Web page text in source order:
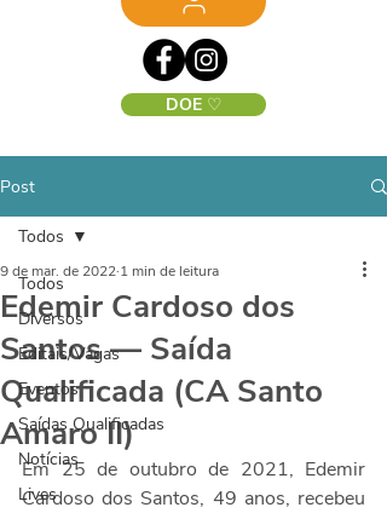
DOE ♡
Post
Todos
Diversos
Editais/Vagas
Eventos
Saídas Qualificadas
Notícias
Lives
Todos
Edemir Cardoso dos
Santos — Saída
Qualificada (CA Santo
Amaro II)
9 de mar. de 2022 1 min de leitura
Em 25 de outubro de 2021, Edemir
Cardoso dos Santos, 49 anos, recebeu